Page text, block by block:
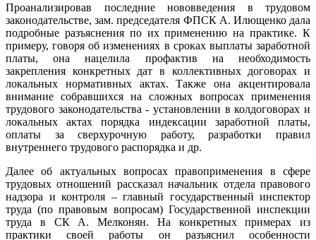
Проанализировав последние нововведения в трудовом
законодательстве, зам. председателя ФПСК А. Илющенко дала
подробные разъяснения по их применению на практике. К
примеру, говоря об изменениях в сроках выплаты заработной
платы, она нацелила профактив на необходимость
закрепления конкретных дат в коллективных договорах и
локальных нормативных актах. Также она акцентировала
внимание собравшихся на сложных вопросах применения
трудового законодательства - установлении в колдоговорах и
локальных актах порядка индексации заработной платы,
оплаты за сверхурочную работу, разработки правил
внутреннего трудового распорядка и др.
Далее об актуальных вопросах правоприменения в сфере
трудовых отношений рассказал начальник отдела правового
надзора и контроля – главный государственный инспектор
труда (по правовым вопросам) Государственной инспекции
труда в СК А. Мелконян. На конкретных примерах из
практики своей работы он разъяснил особенности